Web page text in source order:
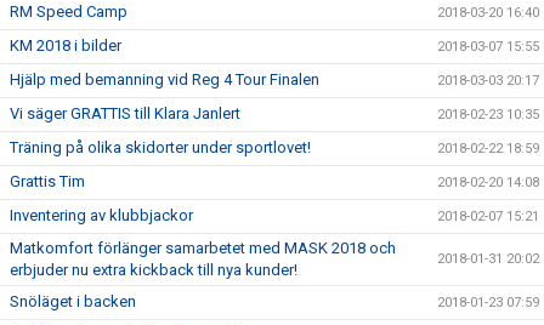
RM Speed Camp 2018-03-20 16:40
KM 2018 i bilder 2018-03-07 15:55
Hjälp med bemanning vid Reg 4 Tour Finalen 2018-03-03 20:17
Vi säger GRATTIS till Klara Janlert 2018-02-23 10:35
Träning på olika skidorter under sportlovet! 2018-02-22 18:59
Grattis Tim 2018-02-20 14:08
Inventering av klubbjackor 2018-02-07 15:21
Matkomfort förlänger samarbetet med MASK 2018 och
erbjuder nu extra kickback till nya kunder!
2018-01-31 20:02
Snöläget i backen 2018-01-23 07:59